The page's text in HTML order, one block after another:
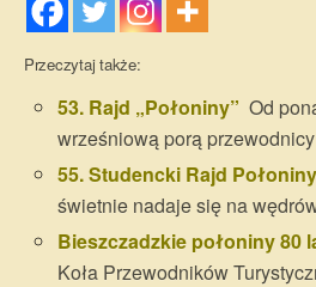
Przeczytaj także:
53. Rajd „Połoniny” Od
wrześniową porą
55. Studencki Rajd Połoniny
świetnie nadaje się na
Bieszczadzkie połoniny 80
Koła Przewodników